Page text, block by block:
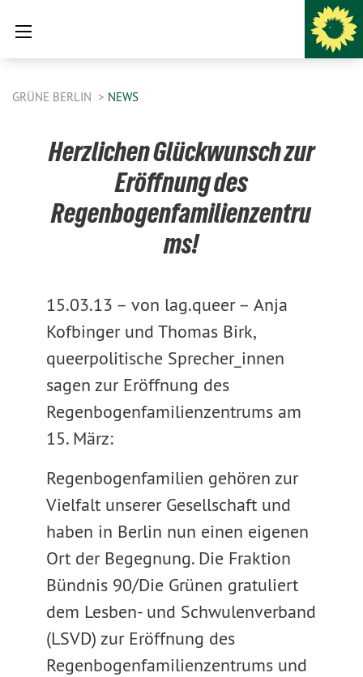
GRÜNE BERLIN NEWS
Herzlichen Glückwunsch zur
Eröffnung des
Regenbogenfamilienzentru
ms!
15.03.13 – von lag.queer – Anja
Kofbinger und Thomas Birk,
queerpolitische Sprecher_innen
sagen zur Eröffnung des
Regenbogenfamilienzentrums am
15. März:
Regenbogenfamilien gehören zur
Vielfalt unserer Gesellschaft und
haben in Berlin nun einen eigenen
Ort der Begegnung. Die Fraktion
Bündnis 90/Die Grünen gratuliert
dem Lesben- und Schwulenverband
(LSVD) zur Eröffnung des
Regenbogenfamilienzentrums und